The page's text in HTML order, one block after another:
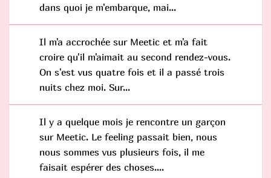
dans quoi je m'embarque, mai...
Il m'a accrochée sur Meetic et m'a fait
croire qu'il m'aimait au second rendez-vous.
On s'est vus quatre fois et il a passé trois
nuits chez moi. Sur...
Il y a quelque mois je rencontre un garçon
sur Meetic. Le feeling passait bien, nous
nous sommes vus plusieurs fois, il me
faisait espérer des choses....